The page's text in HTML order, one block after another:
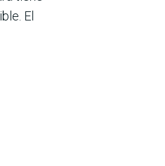
El